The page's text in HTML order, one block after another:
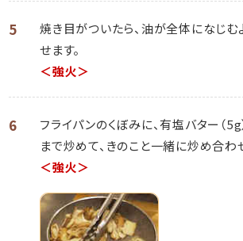
5
焼き目がついたら、油が全体になじむ
せます。
＜強火＞
6
フライパンのくぼみに、有塩バター（
まで炒めて、きのこと一緒に炒め合わ
＜強火＞